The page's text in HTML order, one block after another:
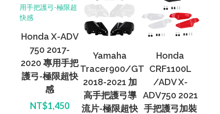
Honda X-ADV
750 2017-
2020 專用手把
護弓-極限超快
感
NT$1,450
Yamaha
Tracer900/GT
2018-2021 加
高手把護弓導
流片-極限超快
Honda
CRF1100L
/ADV X-
ADV750 2021
手把護弓加裝